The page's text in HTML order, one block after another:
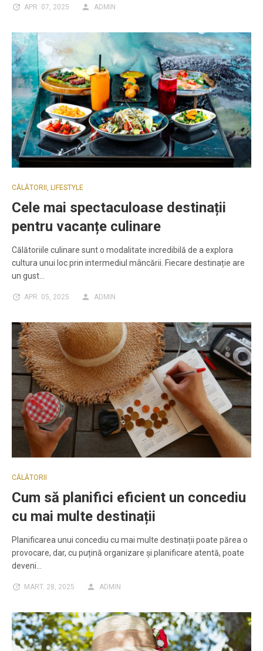
APR. 07, 2025 ADMIN
CĂLĂTORII , LIFESTYLE
Cele mai spectaculoase destinații
pentru vacanțe culinare
Călătoriile culinare sunt o modalitate incredibilă de a explora
cultura unui loc prin intermediul mâncării. Fiecare destinație are
un gust…
APR. 05, 2025 ADMIN
CĂLĂTORII
Cum să planifici eficient un concediu
cu mai multe destinații
Planificarea unui concediu cu mai multe destinații poate părea o
provocare, dar, cu puțină organizare și planificare atentă, poate
deveni…
MART. 28, 2025 ADMIN